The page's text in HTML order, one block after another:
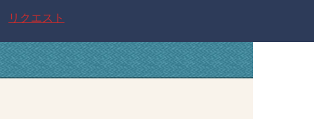
リクエスト